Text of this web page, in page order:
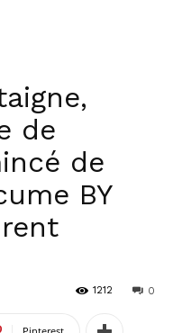
de
de
BY
0
1212